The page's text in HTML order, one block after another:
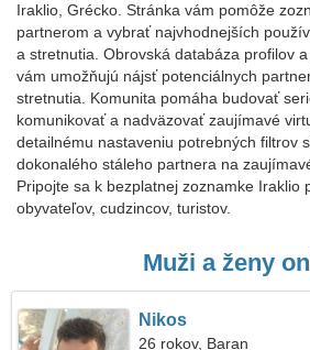
Iraklio, Grécko. Stránka vám pomôže
partnerom a vybrať najvhodnejších
a stretnutia. Obrovská databáza profilov
vám umožňujú nájsť potenciálnych
stretnutia. Komunita pomáha budovať
komunikovať a nadväzovať zaujímavé
detailnému nastaveniu potrebných filtrov
dokonalého stáleho partnera na
Pripojte sa k bezplatnej zoznamke Iraklio
obyvateľov, cudzincov, turistov.
Muži a ženy
Nikos
26 rokov, Baran